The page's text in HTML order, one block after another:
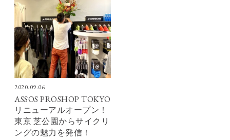
2020.09.06
ASSOS PROSHOP TOKYO
リニューアルオープン！
東京 芝公園からサイクリ
ングの魅力を発信！